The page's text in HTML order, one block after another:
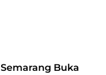
Buka